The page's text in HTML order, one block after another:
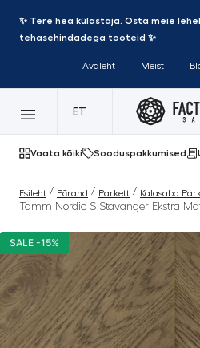
✨ Tere hea külastaja. Osta meie
tehasehindadega tooteid ✨
Avaleht Meist
ET
Vaata kõiki Sooduspakkumised
Esileht / Põrand / Parkett / Kalasaba
Tamm Nordic S Stavanger Ekstra
SALE -15%